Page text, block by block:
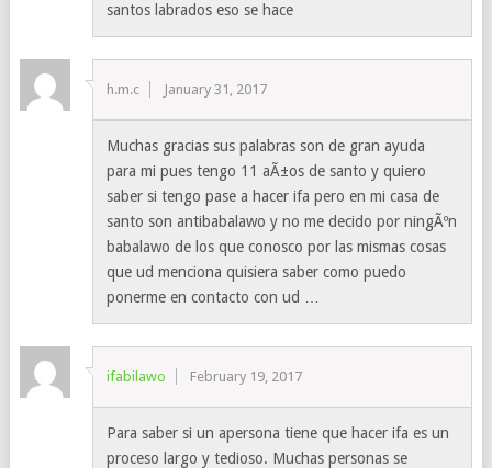
santos labrados eso se hace
h.m.c January 31, 2017
Muchas gracias sus palabras son de gran ayuda
para mi pues tengo 11 aÃ±os de santo y quiero
saber si tengo pase a hacer ifa pero en mi casa de
santo son antibabalawo y no me decido por ningÃºn
babalawo de los que conosco por las mismas cosas
que ud menciona quisiera saber como puedo
ponerme en contacto con ud …
ifabilawo February 19, 2017
Para saber si un apersona tiene que hacer ifa es un
proceso largo y tedioso. Muchas personas se